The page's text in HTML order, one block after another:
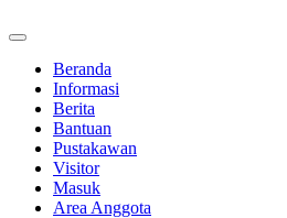
Beranda
Informasi
Berita
Bantuan
Pustakawan
Visitor
Masuk
Area Anggota